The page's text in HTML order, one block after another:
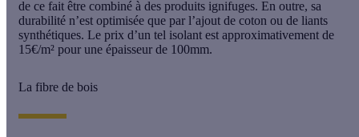
de ce fait être combiné à des produits ignifuges. En outre, sa
durabilité n’est optimisée que par l’ajout de coton ou de liants
synthétiques. Le prix d’un tel isolant est approximativement de
15€/m² pour une épaisseur de 100mm.
La fibre de bois